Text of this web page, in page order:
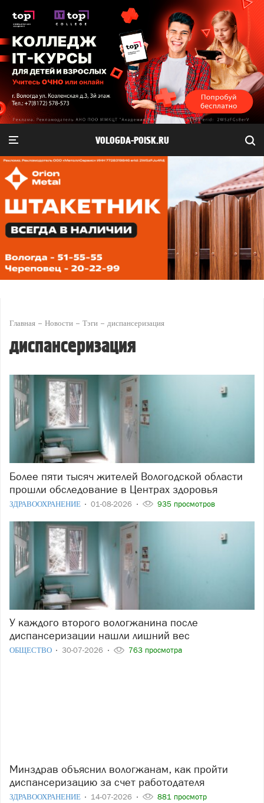
VOLOGDA-POISK.RU
Главная Новости Тэги диспансеризация
диспансеризация
Более пяти тысяч жителей Вологодской области
прошли обследование в Центрах здоровья
ЗДРАВООХРАНЕНИЕ 01-08-2026 935 просмотров
У каждого второго вологжанина после
диспансеризации нашли лишний вес
ОБЩЕСТВО 30-07-2026 763 просмотра
Минздрав объяснил вологжанам, как пройти
диспансеризацию за счет работодателя
ЗДРАВООХРАНЕНИЕ 14-07-2026 881 просмотр